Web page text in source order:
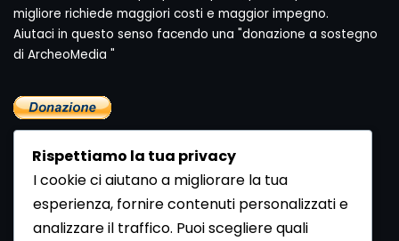
migliore richiede maggiori costi e maggior impegno.
Aiutaci in questo senso facendo una "donazione a sostegno
di ArcheoMedia "
Rispettiamo la tua privacy
I cookie ci aiutano a migliorare la tua
esperienza, fornire contenuti personalizzati e
analizzare il traffico. Puoi scegliere quali